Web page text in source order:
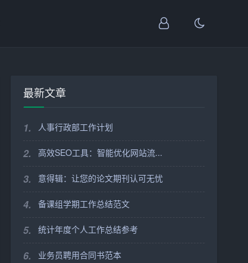
最新文章
1. 人事行政部工作计划
2. 高效SEO工具：智能优化网站流...
3. 意得辑：让您的论文期刊认可无忧
4. 备课组学期工作总结范文
5. 统计年度个人工作总结参考
6. 业务员聘用合同书范本